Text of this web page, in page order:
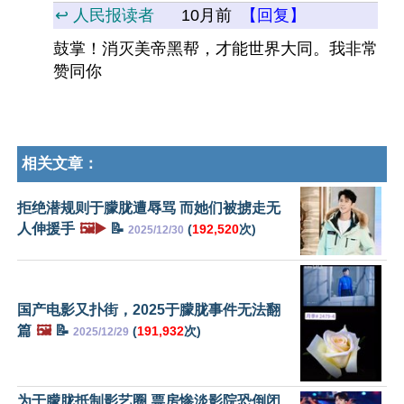
↩️ 人民报读者 10月前
【回复】
鼓掌！消灭美帝黑帮，才能世界大同。我非常
赞同你
相关文章：
拒绝潜规则于朦胧遭辱骂 而她们被掳走无
人伸援手 🖼️▶️ 📝 2025/12/30 (192,520次)
国产电影又扑街，2025于朦胧事件无法翻
篇 🖼️📝 2025/12/29 (191,932次)